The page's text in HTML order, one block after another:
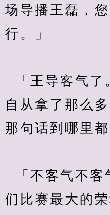
场导播王磊，
行。」
自从拿了那么
那句话到哪里都
们比赛最大的